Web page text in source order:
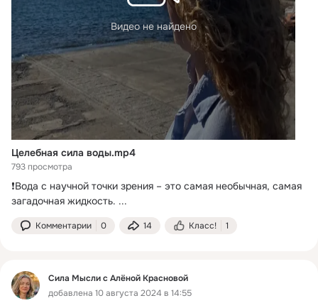
Видео не найдено
Целебная сила воды.mp4
793 просмотра
❗️Вода с научной точки зрения – это самая необычная, самая
загадочная жидкость. ...
Комментарии 0 14 Класс! 1
Сила Мысли с Алёной Красновой
добавлена 10 августа 2024 в 14:55